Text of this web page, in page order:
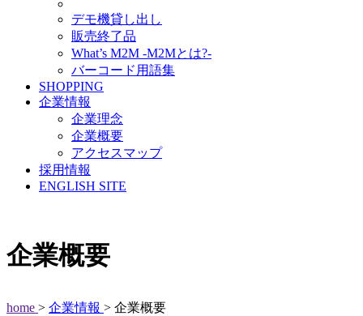
デモ機貸し出し
販売終了品
What’s M2M -M2Mとは?-
バーコード用語集
SHOPPING
企業情報
企業理念
企業概要
アクセスマップ
採用情報
ENGLISH SITE
企業概要
home > 企業情報 > 企業概要